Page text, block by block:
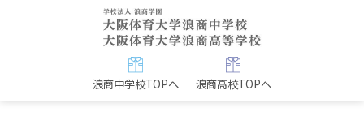
浪商中学校TOPへ 浪商高校TOPへ